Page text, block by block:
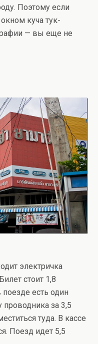
Поэтому если
куча тук-
— вы еще не
электричка
стоит 1,8
поезде есть один
за 3,5
туда. В кассе
Поезд идет 5,5